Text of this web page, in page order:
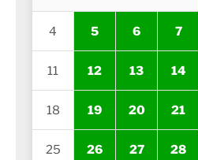
4 5 6 7
11 12 13 14
18 19 20 21
25 26 27 28